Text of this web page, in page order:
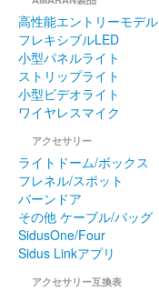
高性能エントリーモデル
フレキシブルLED
小型パネルライト
ストリップライト
小型ビデオライト
ワイヤレスマイク
アクセサリー
ライトドーム/ボックス
フレネル/スポット
バーンドア
その他 ケーブル/バッグ
SidusOne/Four
Sidus Linkアプリ
アクセサリー互換表